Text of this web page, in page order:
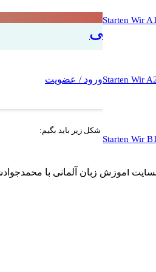
آلمانی
ورود / عضویت
توست
حق با توست به شکل زیر باید بگیم: